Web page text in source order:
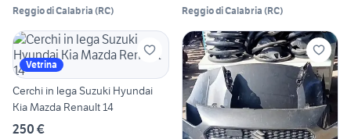
Reggio di Calabria (RC) Reggio di Calabria (RC)
Vetrina
Cerchi in lega Suzuki Hyundai
Kia Mazda Renault 14
250 €